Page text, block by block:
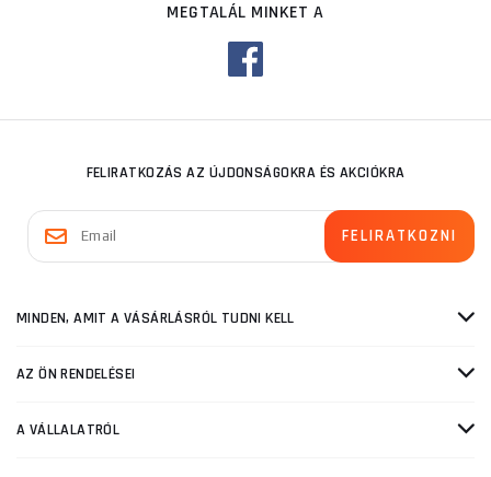
MEGTALÁL MINKET A
FELIRATKOZÁS AZ ÚJDONSÁGOKRA ÉS AKCIÓKRA
MINDEN, AMIT A VÁSÁRLÁSRÓL TUDNI KELL
AZ ÖN RENDELÉSEI
A VÁLLALATRÓL